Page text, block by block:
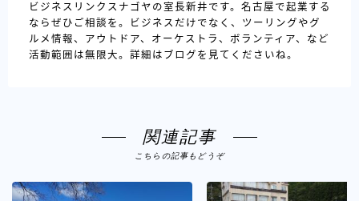
ビジネスリンクスナゴヤの室長新井です。名古屋で起業する
ならぜひご相談を。ビジネスだけでなく、ツーリングやグ
ルメ情報、アウトドア、オーケストラ、ボランティア、など
活動範囲は無限大。詳細はブログを見てくださいね。
関連記事
こちらの記事もどうぞ